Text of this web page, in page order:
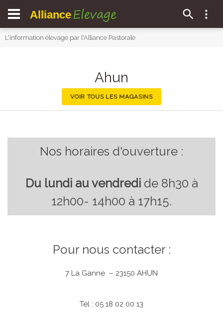
Alliance Elevage
L'information élevage par l'Alliance Pastorale
Ahun
VOIR TOUS LES MAGASINS
Nos horaires d'ouverture :
Du lundi au vendredi de 8h30 à
12h00- 14h00 à 17h15.
Pour nous contacter :
7 La Ganne – 23150 AHUN
Tél : 05 18 02 00 13